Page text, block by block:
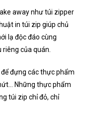
away như túi zipper
in túi zip giúp chủ
lạ độc đáo cùng
của quán.
đựng các thực phẩm
Những thực phẩm
túi zip chỉ đỏ, chỉ